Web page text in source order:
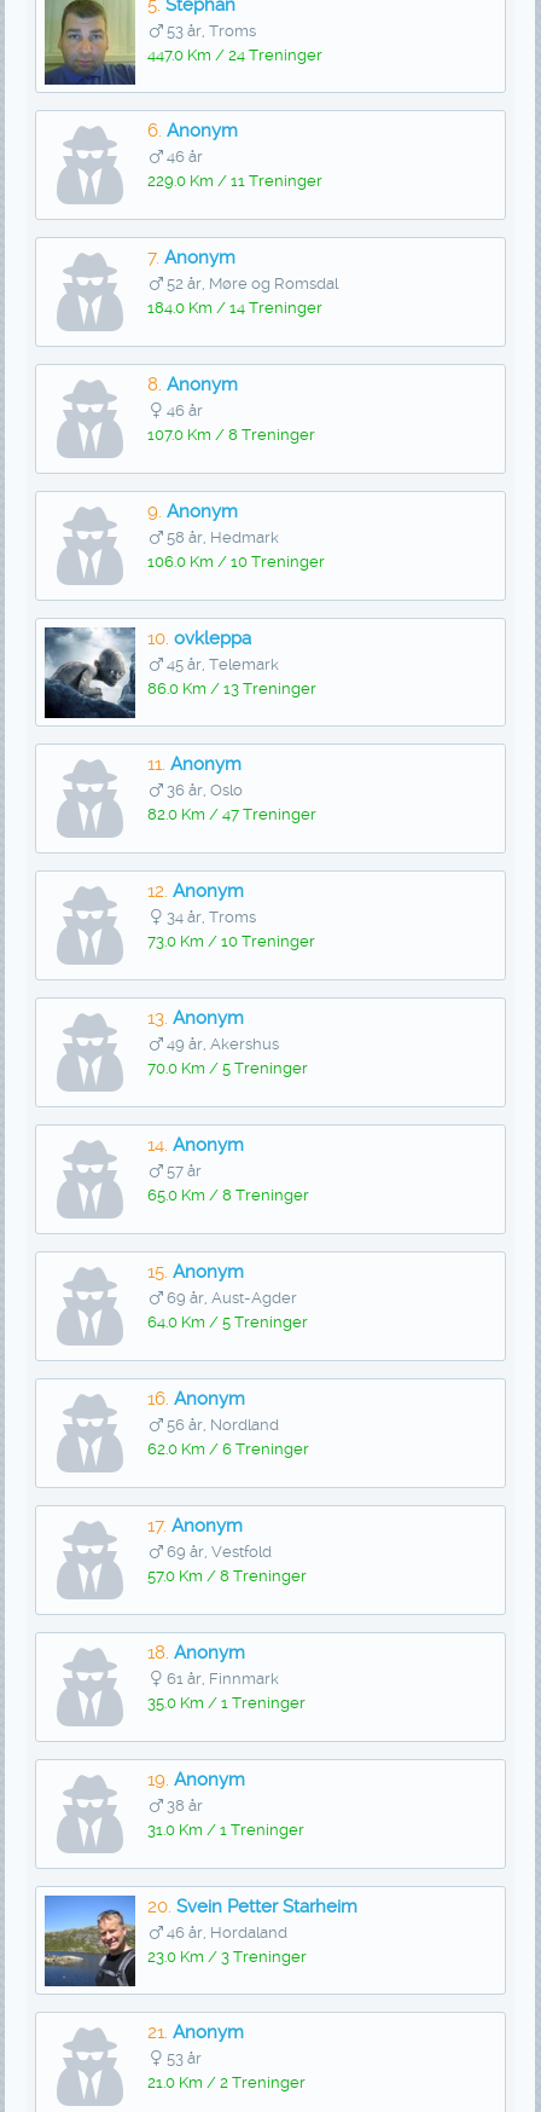
5. Stephan
53 år, Troms
447.0 Km / 24 Treninger
6. Anonym
46 år
229.0 Km / 11 Treninger
7. Anonym
52 år, Møre og Romsdal
184.0 Km / 14 Treninger
8. Anonym
46 år
107.0 Km / 8 Treninger
9. Anonym
58 år, Hedmark
106.0 Km / 10 Treninger
10. ovkleppa
45 år, Telemark
86.0 Km / 13 Treninger
11. Anonym
36 år, Oslo
82.0 Km / 47 Treninger
12. Anonym
34 år, Troms
73.0 Km / 10 Treninger
13. Anonym
49 år, Akershus
70.0 Km / 5 Treninger
14. Anonym
57 år
65.0 Km / 8 Treninger
15. Anonym
69 år, Aust-Agder
64.0 Km / 5 Treninger
16. Anonym
56 år, Nordland
62.0 Km / 6 Treninger
17. Anonym
69 år, Vestfold
57.0 Km / 8 Treninger
18. Anonym
61 år, Finnmark
35.0 Km / 1 Treninger
19. Anonym
38 år
31.0 Km / 1 Treninger
20. Svein Petter Starheim
46 år, Hordaland
23.0 Km / 3 Treninger
21. Anonym
53 år
21.0 Km / 2 Treninger